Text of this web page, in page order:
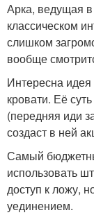
Арка, ведущая
классическом
слишком
вообще
Интересна
кровати. Её
(передняя иди
создаст в ней
Самый
использовать
доступ к ложу,
уединением.